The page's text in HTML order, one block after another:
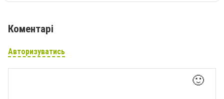
Коментарі
Авторизуватись
🙂